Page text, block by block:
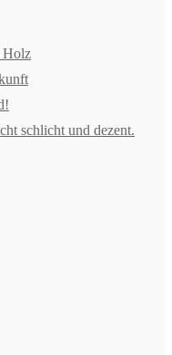
Holz
schlicht und dezent.